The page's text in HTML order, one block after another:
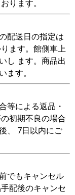
ります。
配送日の指定は
ます。館側車上
し ます。商品出
ます。
等による返品・
初期不良の場合
、 7日以内にご
でもキャンセル
配後のキャンセ